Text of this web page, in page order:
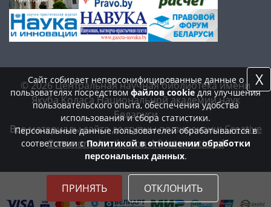
© 2026 Центральная научная библиотека имени
Якуба Коласа Национальной академии наук
Беларуси
Все материалы сайта доступны по лицензии:Creative
Commons Attribution 4.0 International
Сайт собирает неперсонифицированные данные о
пользователях посредствомфайлов cookieдля улучшения
пользовательского опыта, обеспечения удобства
использования и сбора статистики.
Персональные данные пользователей обрабатываются в
соответствии сПолитикой в отношении обработки
персональных данных.
ПРИНЯТЬ ОТКЛОНИТЬ
X